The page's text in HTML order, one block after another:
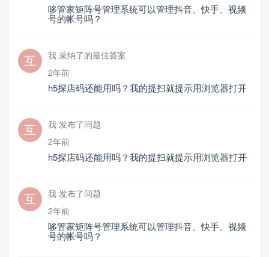
哆管家矩阵号管理系统可以管理抖音、快手、视频
号的帐号吗？
我 采纳了的最佳答案
2年前
h5探店码还能用吗？我的提扫就提示用浏览器打开
我 发布了问题
2年前
h5探店码还能用吗？我的提扫就提示用浏览器打开
我 发布了问题
2年前
哆管家矩阵号管理系统可以管理抖音、快手、视频
号的帐号吗？